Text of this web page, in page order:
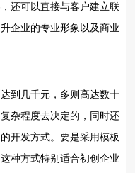
还可以直接与客户建立联
企业的专业形象以及商业
到几千元，多则高达数十
杂程度去决定的，同时还
开发方式。要是采用模板
种方式特别适合初创企业